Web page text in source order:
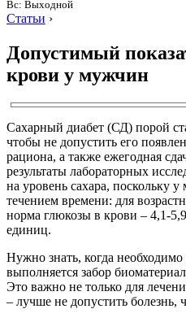
Вс: Выходной
Статьи ›
Допустимый
крови у мужчин
Сахарный диабет (СД) порой
чтобы не допустить его
рациона, а также ежегодная
результаты лабораторных
на уровень сахара, поскольку
течением времени: для
норма глюкозы в крови – 4,1-
единиц.
Нужно знать, когда необходимо
выполняется забор
Это важно не только для
– лучше не допустить болезнь,